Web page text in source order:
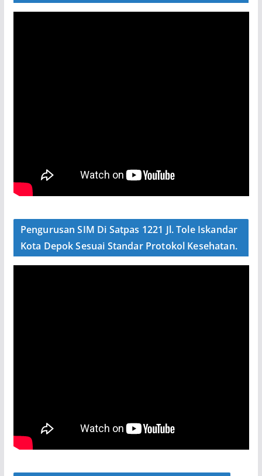
Pengurusan SIM Di Satpas 1221 Jl. Tole Iskandar
Kota Depok Sesuai Standar Protokol Kesehatan.